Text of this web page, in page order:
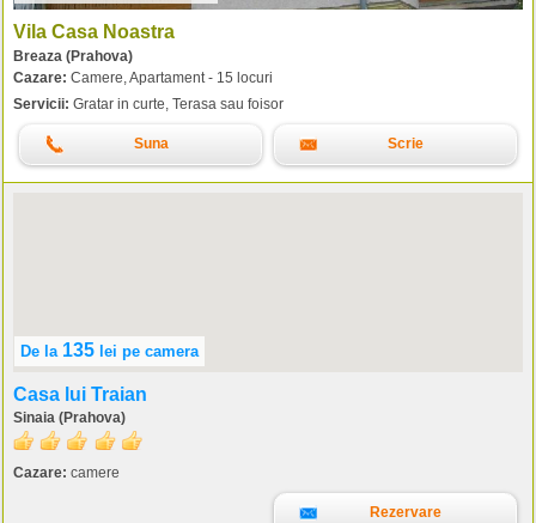
Vila Casa Noastra
Breaza (Prahova)
Cazare: Camere, Apartament - 15 locuri
Servicii: Gratar in curte, Terasa sau foisor
Suna Scrie
De la 135 lei pe camera
Casa lui Traian
Sinaia (Prahova)
Cazare: camere
Rezervare